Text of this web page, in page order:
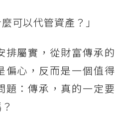
可以代管資產？」
排屬實，從財富傳承的
偏心，反而是一個值得
題：傳承，真的一定要